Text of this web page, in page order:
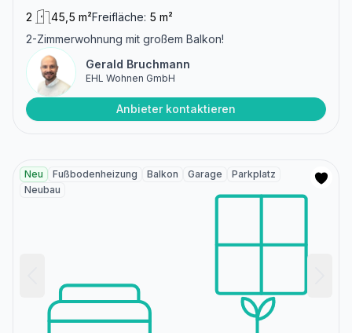
2 45,5 m²Freifläche: 5 m²
2-Zimmerwohnung mit großem Balkon!
Gerald Bruchmann
EHL Wohnen GmbH
Anbieter kontaktieren
Neu Fußbodenheizung Balkon Garage
Parkplatz
Neubau